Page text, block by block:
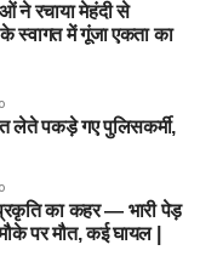
ने रचाया मेहंदी से
के स्वागत में गूंजा एकता का
लेते पकड़े गए पुलिसकर्मी,
का कहर — भारी पेड़
पर मौत, कई घायल |